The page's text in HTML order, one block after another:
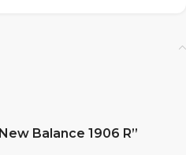
New Balance 1906 R”